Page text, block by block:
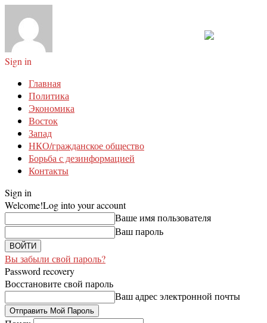
Sign in
Главная
Политика
Экономика
Восток
Запад
НКО/гражданское общество
Борьба с дезинформацией
Контакты
Sign in
Welcome!Log into your account
Ваше имя пользователя
Ваш пароль
Вы забыли свой пароль?
Password recovery
Восстановите свой пароль
Ваш адрес электронной почты